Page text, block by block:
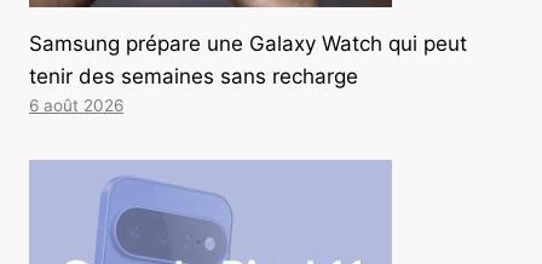
Samsung prépare une Galaxy Watch qui peut
tenir des semaines sans recharge
6 août 2026